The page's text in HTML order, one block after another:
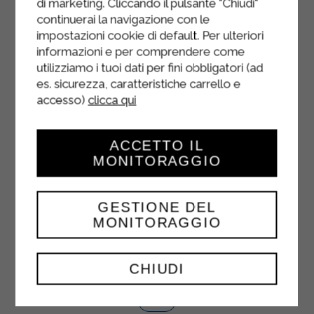
JUS ET PULPE DE PÊCHE
1000 ml
di marketing. Cliccando il pulsante "Chiudi"
continuerai la navigazione con le
impostazioni cookie di default. Per ulteriori
informazioni e per comprendere come
utilizziamo i tuoi dati per fini obbligatori (ad
es. sicurezza, caratteristiche carrello e
accesso) clicca qui
CHIUDI
GESTIONE DEL
MONITORAGGIO
ACCETTO IL
MONITORAGGIO